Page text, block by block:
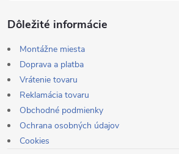
Dôležité informácie
Montážne miesta
Doprava a platba
Vrátenie tovaru
Reklamácia tovaru
Obchodné podmienky
Ochrana osobných údajov
Cookies